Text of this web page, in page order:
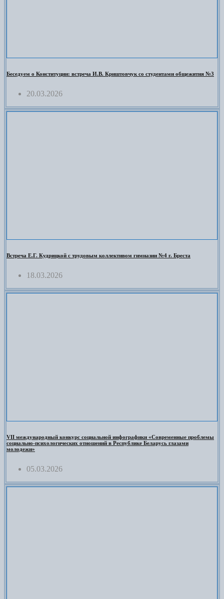
Беседуем о Конституции: встреча И.В. Криштовчук со студентами общежития №3
20.03.2026
Встреча Е.Г. Кудрицкой с трудовым коллективом гимназии №4 г. Бреста
18.03.2026
VII международный конкурс социальной инфографики «Современные проблемы
социально-психологических отношений в Республике Беларусь глазами
молодежи»
05.03.2026